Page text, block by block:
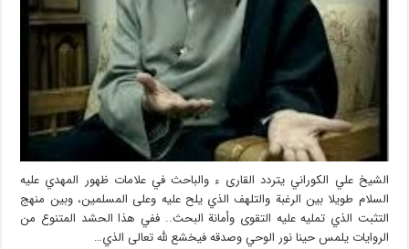
الشيخ علي الكوراني يتردد القارى ء والباحث في علامات ظهور المهدي عليه
السلام طويلا بين الرغبة والتلهف الذي يلح عليه وعلى المسلمين، وبين منهج
التثبت الذي تمليه عليه التقوى وأمانة البحث.. ففي هذا الحشد المتنوع من
الروايات يلمس حينا نور الوحي وصدقه فيخشع لله تعالى الذي…